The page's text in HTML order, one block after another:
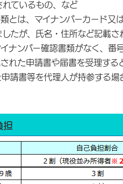
ているもの、など
類とは、マイナンバーカード
たが、氏名・住所など記載
ナンバー確認書類がなく、
された申請書や届書を受理す
請書等を代理人が持参する
担